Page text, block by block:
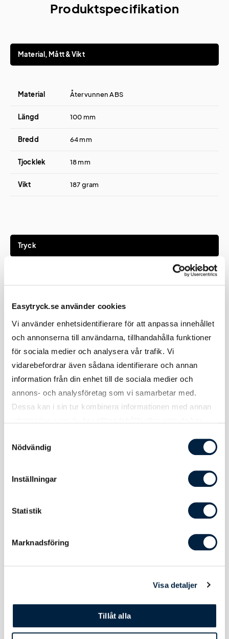
Easytryck.se använder cookies
Vi använder enhetsidentifierare för att anpassa innehållet
och annonserna till användarna, tillhandahålla funktioner
för sociala medier och analysera vår trafik. Vi
vidarebefordrar även sådana identifierare och annan
information från din enhet till de sociala medier och
annons- och analysföretag som vi samarbetar med.
Dessa kan i sin tur kombinera informationen med annan
Nödvändig
Inställningar
Statistik
Marknadsföring
Visa detaljer
Tillåt alla
Produktspecifikation
Material, Mått & Vikt
Material Återvunnen ABS
Längd 100 mm
Bredd 64 mm
Tjocklek 18 mm
Vikt 187 gram
Tryck
Tryckmetod(er) Digitaltryck
Tryckyta 50x85 mm
Vid tryck på svart produkt blir
tryckfärgerna något mörkare.
Tekniskt
Batterikapacitet
Trådlös output
GPSR_CE, REACH, RoHS, RED_CE